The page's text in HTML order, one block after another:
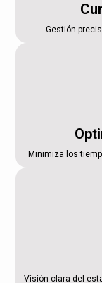
Gestión
Minimiza los
Visión clara del